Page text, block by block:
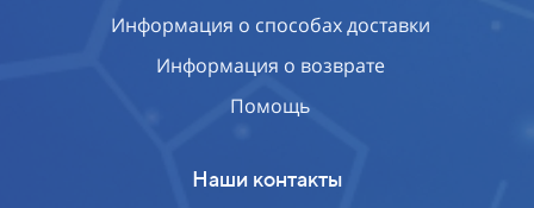
Информация о способах доставки
Информация о возврате
Помощь
Наши контакты